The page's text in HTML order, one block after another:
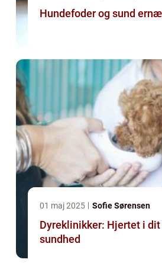
Hundefoder og sund
01 maj 2025 Sofie Sørensen
Dyreklinikker: Hjertet i
sundhed